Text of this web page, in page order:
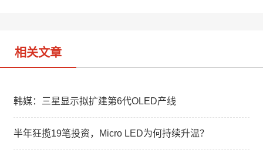
相关文章
韩媒：三星显示拟扩建第6代OLED产线
半年狂揽19笔投资，Micro LED为何持续升温？